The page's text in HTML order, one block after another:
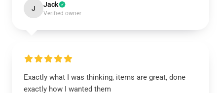
J Jack
Verified owner
Exactly what I was thinking, items are great, done
exactly how I wanted them